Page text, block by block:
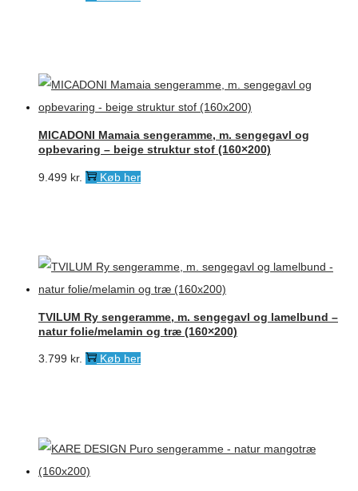
MICADONI Mamaia sengeramme, m. sengegavl og
opbevaring – beige struktur stof (160×200)
9.499 kr. Køb her
TVILUM Ry sengeramme, m. sengegavl og lamelbund –
natur folie/melamin og træ (160×200)
3.799 kr. Køb her